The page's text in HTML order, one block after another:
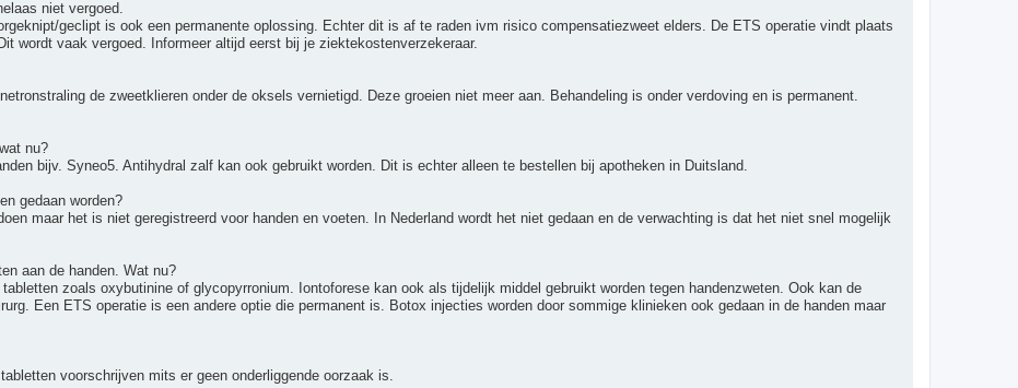
niet vergoed.
geclipt is ook een permanente oplossing. Echter dit is af te raden ivm risico compensatiezweet elders. De ETS operatie vindt plaats
wordt vaak vergoed. Informeer altijd eerst bij je ziektekostenverzekeraar.
de zweetklieren onder de oksels vernietigd. Deze groeien niet meer aan. Behandeling is onder verdoving en is permanent.
nu?
bijv. Syneo5. Antihydral zalf kan ook gebruikt worden. Dit is echter alleen te bestellen bij apotheken in Duitsland.
gedaan worden?
maar het is niet geregistreerd voor handen en voeten. In Nederland wordt het niet gedaan en de verwachting is dat het niet snel mogelijk
aan de handen. Wat nu?
zoals oxybutinine of glycopyrronium. Iontoforese kan ook als tijdelijk middel gebruikt worden tegen handenzweten. Ook kan de
Een ETS operatie is een andere optie die permanent is. Botox injecties worden door sommige klinieken ook gedaan in de handen maar
voorschrijven mits er geen onderliggende oorzaak is.